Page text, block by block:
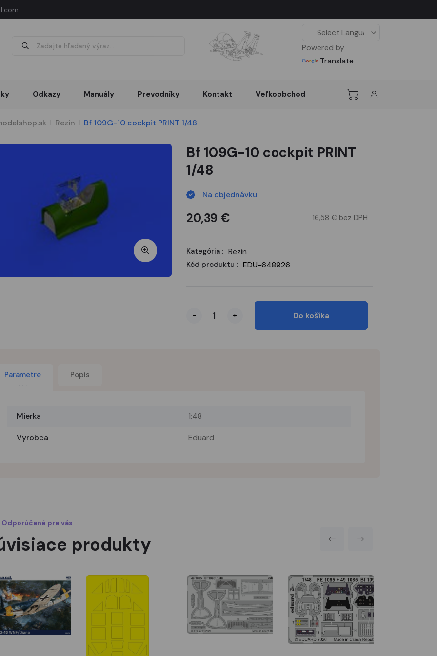
Powered by
Translate
Odkazy Manuály Prevodníky Kontakt Veľkoobchod
Rezin Bf 109G-10 cockpit PRINT 1/48
Bf 109G-10 cockpit PRINT
1/48
Na objednávku
20,39 € 16,58 € bez DPH
Kategória : Rezin
Kód produktu : EDU-648926
- + Do košíka
Parametre Popis
Mierka 1:48
Vyrobca Eduard
Odporúčané pre vás
produkty